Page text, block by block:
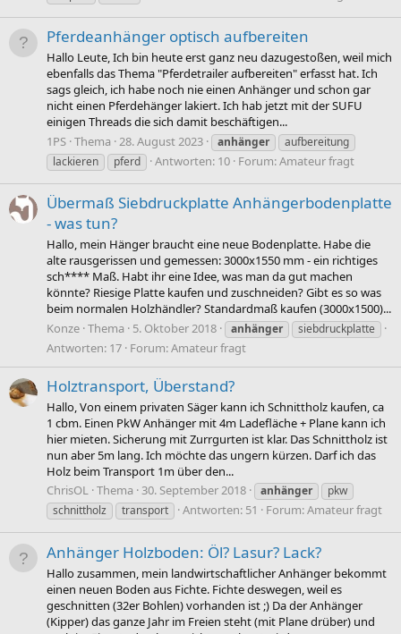
Pferdeanhänger optisch aufbereiten
Hallo Leute, Ich bin heute erst ganz neu dazugestoßen, weil mich
ebenfalls das Thema "Pferdetrailer aufbereiten" erfasst hat. Ich
sags gleich, ich habe noch nie einen Anhänger und schon gar
nicht einen Pferdehänger lakiert. Ich hab jetzt mit der SUFU
einigen Threads die sich damit beschäftigen...
1PS Thema 28. August 2023 anhänger
aufbereitung
lackieren
pferd Antworten: 10 Forum:Amateur fragt
Übermaß Siebdruckplatte Anhängerbodenplatte
- was tun?
Hallo, mein Hänger braucht eine neue Bodenplatte. Habe die
alte rausgerissen und gemessen: 3000x1550 mm - ein richtiges
sch**** Maß. Habt ihr eine Idee, was man da gut machen
könnte? Riesige Platte kaufen und zuschneiden? Gibt es so was
beim normalen Holzhändler? Standardmaß kaufen (3000x1500)...
Konze Thema 5. Oktober 2018 anhänger siebdruckplatte
Antworten: 17 Forum:Amateur fragt
Holztransport, Überstand?
Hallo, Von einem privaten Säger kann ich Schnittholz kaufen, ca
1 cbm. Einen PkW Anhänger mit 4m Ladefläche + Plane kann ich
hier mieten. Sicherung mit Zurrgurten ist klar. Das Schnittholz ist
nun aber 5m lang. Ich möchte das ungern kürzen. Darf ich das
Holz beim Transport 1m über den...
ChrisOL Thema 30. September 2018 anhänger
pkw
schnittholz
transport Antworten: 51 Forum:Amateur fragt
Anhänger Holzboden: Öl? Lasur? Lack?
Hallo zusammen, mein landwirtschaftlicher Anhänger bekommt
einen neuen Boden aus Fichte. Fichte deswegen, weil es
geschnitten (32er Bohlen) vorhanden ist ;) Da der Anhänger
(Kipper) das ganze Jahr im Freien steht (mit Plane drüber) und